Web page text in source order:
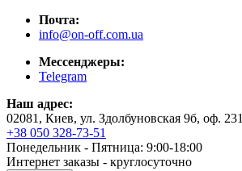
Почта:
info@on-off.com.ua
Мессенджеры:
Telegram
Наш адрес:
02081, Киев, ул. Здолбуновская 9б, оф. 231
+38 050 328-73-51
Понедельник - Пятница: 9:00-18:00
Интернет заказы - круглосуточно